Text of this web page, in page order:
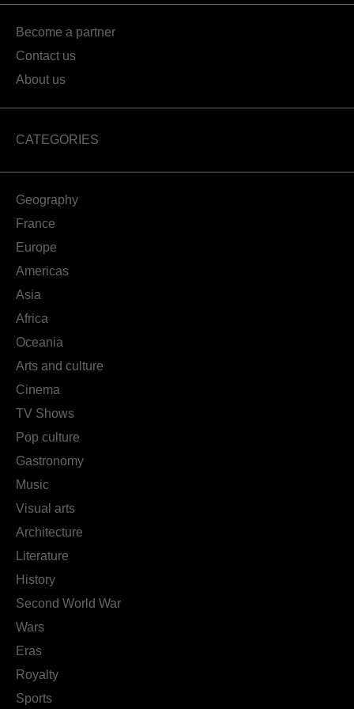
Become a partner
Contact us
About us
CATEGORIES
Geography
France
Europe
Americas
Asia
Africa
Oceania
Arts and culture
Cinema
TV Shows
Pop culture
Gastronomy
Music
Visual arts
Architecture
Literature
History
Second World War
Wars
Eras
Royalty
Sports